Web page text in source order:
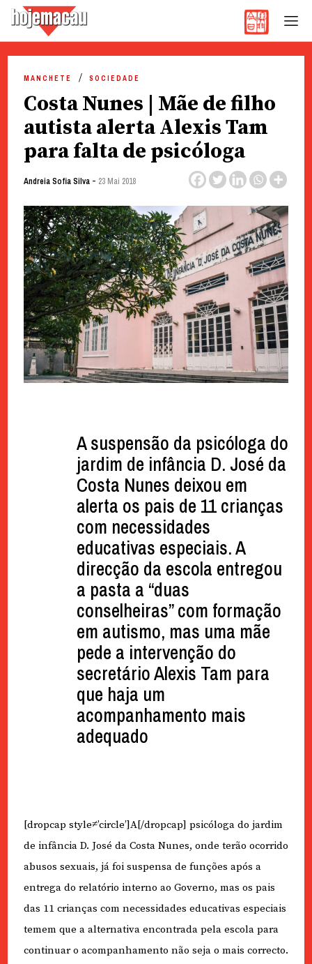
content
MANCHETE SOCIEDADE
Costa Nunes | Mãe de filho
autista alerta Alexis Tam
para falta de psicóloga
Andreia Sofia Silva- 23 Mai 2018
A suspensão da psicóloga do
jardim de infância D. José da
Costa Nunes deixou em
alerta os pais de 11 crianças
com necessidades
educativas especiais. A
direcção da escola entregou
a pasta a “duas
conselheiras” com formação
em autismo, mas uma mãe
pede a intervenção do
secretário Alexis Tam para
que haja um
acompanhamento mais
adequado
[dropcap style≠’circle’]A[/dropcap] psicóloga do jardim
de infância D. José da Costa Nunes, onde terão ocorrido
abusos sexuais, já foi suspensa de funções após a
entrega do relatório interno ao Governo, mas os pais
das 11 crianças com necessidades educativas especiais
temem que a alternativa encontrada pela escola para
continuar o acompanhamento não seja o mais correcto.